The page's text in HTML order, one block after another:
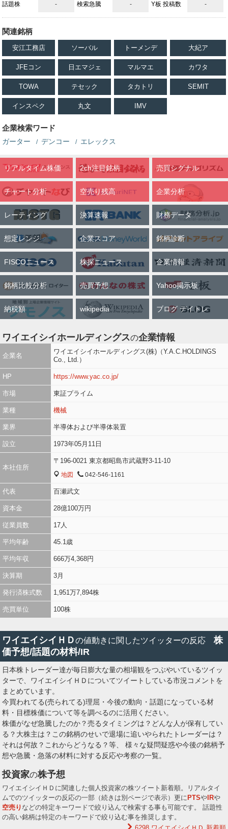
話題株 - 検索急騰 - Y板 投稿数 -
関連銘柄
安江工務店 ソーバル トーメンデ 大紀ア
JFEコン 日エマジェ マルマエ カワタ
TOWA テセック タカトリ SEMIT
インスペク 丸文 IMV
企業検索ワード
ガーター デンコー エレックス
リアルタイム株価 2ch注目銘柄 売買シグナル
チャート分析 空売り残高 企業分析
レーティング 決算速報 財務データ
想定レンジ 企業スコア 銘柄診断
FISCOニュース 株探ニュース 企業情報
銘柄比較分析 売買予想 Yahoo掲示板
納税額 wikipedia ブログ デイトレ
ワイエイシイホールディングスの企業情報
企業名
ワイエイシイホールディングス(株)（Y.A.C.HOLDINGS
Co., Ltd.）
HP https://www.yac.co.jp/
市場 東証プライム
業種 機械
業界 半導体および半導体装置
設立 1973年05月11日
本社住所
〒196-0021 東京都昭島市武蔵野3-11-10
MAP
地図 TEL
042-546-1161
代表 百瀬武文
資本金 28億100万円
従業員数 17人
平均年齢 45.1歳
平均年収 666万4,368円
決算期 3月
発行済株式数 1,951万7,894株
売買単位 100株
ワイエイシイＨＤの値動きに関したツイッターの反応 株
価予想/話題の材料/IR
日本株トレーダー達が毎日膨大な量の相場観をつぶやいているツイッ
ターで、ワイエイシイＨＤについてツイートしている市況コメントを
まとめています。
今買われてる(売られてる)理屈・今後の動向・話題になっている材
料・目標株価について等を調べるのに活用ください。
株価がなぜ急騰したのか？売るタイミングは？どんな人が保有してい
る？大株主は？この銘柄のせいで退場に追いやられたトレーダーは？
それは何故？これからどうなる？等、 様々な疑問疑惑や今後の銘柄予
想や急騰・急落の材料に対する反応や考察の一覧。
投資家の株予想
ワイエイシイＨＤに関連した個人投資家の株ツイート新着順。リアルタイ
ムでのツイッターの反応の一部（続きは別ページで表示）更に PTSや IRや
空売り などの特定キーワードで絞り込んで検索する事も可能です。 話題性
の高い銘柄は特定のキーワードで絞り込む事を推奨します。